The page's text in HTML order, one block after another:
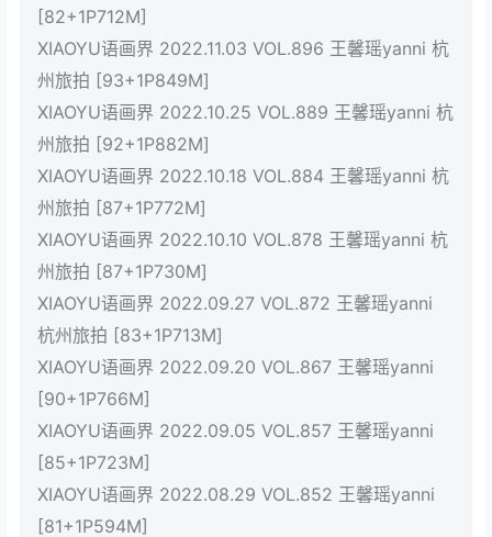
[82+1P712M]
XIAOYU语画界 2022.11.03 VOL.896 王馨瑶yanni 杭
州旅拍 [93+1P849M]
XIAOYU语画界 2022.10.25 VOL.889 王馨瑶yanni 杭
州旅拍 [92+1P882M]
XIAOYU语画界 2022.10.18 VOL.884 王馨瑶yanni 杭
州旅拍 [87+1P772M]
XIAOYU语画界 2022.10.10 VOL.878 王馨瑶yanni 杭
州旅拍 [87+1P730M]
XIAOYU语画界 2022.09.27 VOL.872 王馨瑶yanni
杭州旅拍 [83+1P713M]
XIAOYU语画界 2022.09.20 VOL.867 王馨瑶yanni
[90+1P766M]
XIAOYU语画界 2022.09.05 VOL.857 王馨瑶yanni
[85+1P723M]
XIAOYU语画界 2022.08.29 VOL.852 王馨瑶yanni
[81+1P594M]